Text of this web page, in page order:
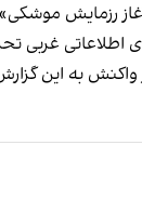
رزمایش
اطلاعاتی غربی
به این